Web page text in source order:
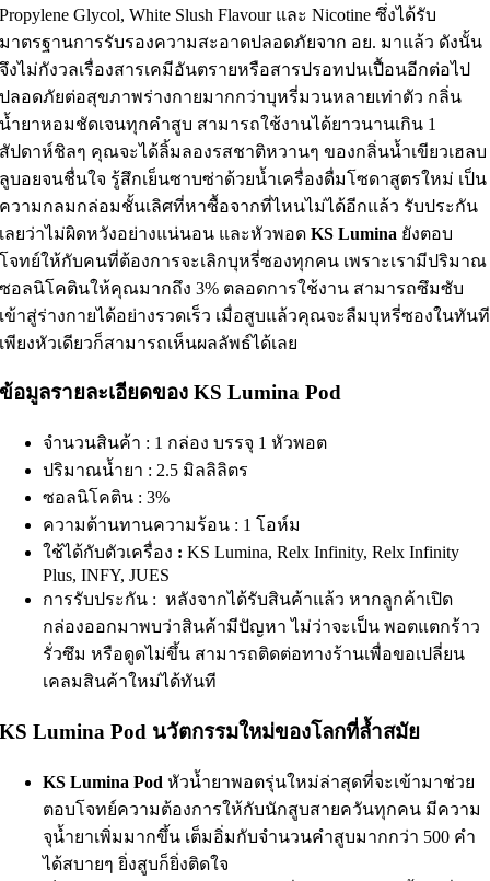
Propylene Glycol, White Slush Flavour และ Nicotine ซึ่งได้รับ
มาตรฐานการรับรองความสะอาดปลอดภัยจาก อย. มาแล้ว ดังนั้น
จึงไม่กังวลเรื่องสารเคมีอันตรายหรือสารปรอทปนเปื้อนอีกต่อไป
ปลอดภัยต่อสุขภาพร่างกายมากกว่าบุหรี่มวนหลายเท่าตัว กลิ่น
น้ำยาหอมชัดเจนทุกคำสูบ สามารถใช้งานได้ยาวนานเกิน 1
สัปดาห์ชิลๆ คุณจะได้ลิ้มลองรสชาติหวานๆ ของกลิ่นน้ำเขียวเฮลบ
ลูบอยจนชื่นใจ รู้สึกเย็นซาบซ่าด้วยน้ำเครื่องดื่มโซดาสูตรใหม่ เป็น
ความกลมกล่อมชั้นเลิศที่หาซื้อจากที่ไหนไม่ได้อีกแล้ว รับประกัน
เลยว่าไม่ผิดหวังอย่างแน่นอน และหัวพอดKS Lumina ยังตอบ
โจทย์ให้กับคนที่ต้องการจะเลิกบุหรี่ซองทุกคน เพราะเรามีปริมาณ
ซอลนิโคตินให้คุณมากถึง 3% ตลอดการใช้งาน สามารถซึมซับ
เข้าสู่ร่างกายได้อย่างรวดเร็ว เมื่อสูบแล้วคุณจะลืมบุหรี่ซองในทันที
เพียงหัวเดียวก็สามารถเห็นผลลัพธ์ได้เลย
ข้อมูลรายละเอียดของ KS Lumina Pod
จำนวนสินค้า : 1 กล่อง บรรจุ 1 หัวพอต
ปริมาณน้ำยา : 2.5 มิลลิลิตร
ซอลนิโคติน : 3%
ความต้านทานความร้อน : 1 โอห์ม
ใช้ได้กับตัวเครื่อง : KS Lumina, Relx Infinity, Relx Infinity
Plus, INFY, JUES
การรับประกัน : หลังจากได้รับสินค้าแล้ว หากลูกค้าเปิด
กล่องออกมาพบว่าสินค้ามีปัญหา ไม่ว่าจะเป็น พอตแตกร้าว
รั่วซึม หรือดูดไม่ขึ้น สามารถติดต่อทางร้านเพื่อขอเปลี่ยน
เคลมสินค้าใหม่ได้ทันที
KS Lumina Pod นวัตกรรมใหม่ของโลกที่ล้ำสมัย
KS Lumina Podหัวน้ำยาพอตรุ่นใหม่ล่าสุดที่จะเข้ามาช่วย
ตอบโจทย์ความต้องการให้กับนักสูบสายควันทุกคน มีความ
จุน้ำยาเพิ่มมากขึ้น เต็มอิ่มกับจำนวนคำสูบมากกว่า 500 คำ
ได้สบายๆ ยิ่งสูบก็ยิ่งติดใจ